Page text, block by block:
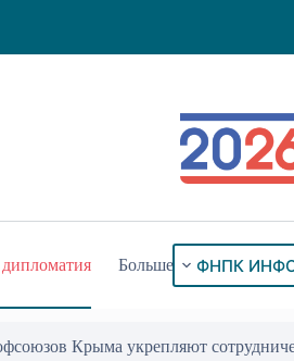
Больше ФНПК
Крыма укрепляют